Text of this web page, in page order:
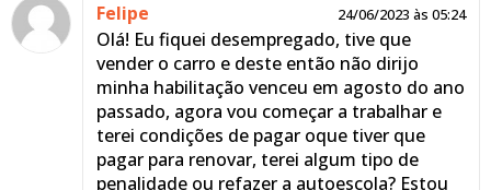
Felipe 24/06/2023 às 05:24
Olá! Eu fiquei desempregado, tive que
vender o carro e deste então não dirijo
minha habilitação venceu em agosto do ano
passado, agora vou começar a trabalhar e
terei condições de pagar oque tiver que
pagar para renovar, terei algum tipo de
penalidade ou refazer a autoescola? Estou